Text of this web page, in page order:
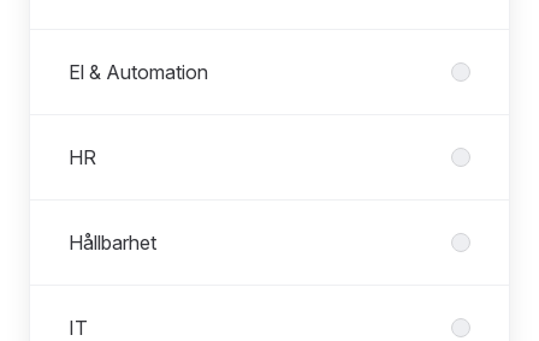
El & Automation
HR
Hållbarhet
IT